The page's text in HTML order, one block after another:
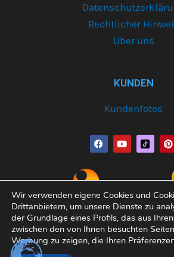
Rechtlicher
Über uns
KUNDEN
Kundenfotos
F
a
c
b
o
o
k
Y
o
u
b
e
P
i
n
e
r
e
s
t
Copyright© 2026 Varobath |
Wir verwenden eigene Cookies und
Drittanbietern, um unsere Dienste zu
der Grundlage eines Profils, das aus
zwischen den von Ihnen besuchten
Werbung zu zeigen, die Ihren